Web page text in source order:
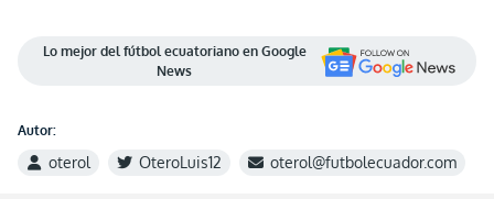
Lo mejor del fútbol ecuatoriano en Google
News
Autor:
oterol OteroLuis12 oterol@futbolecuador.com